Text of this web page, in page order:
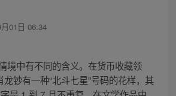
01日 06:34
境中有不同的含义。在货币收藏领
钞有一种“北斗七星”号码的花样，其